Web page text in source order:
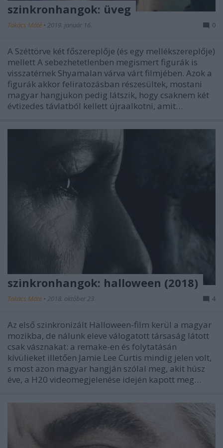
szinkronhangok: üveg
Takács Máté • 2019. január 16. 0
A Széttörve két főszereplője (és egy mellékszereplője)
mellett A sebezhetetlenben megismert figurák is
visszatérnek Shyamalan várva várt filmjében. Azok a
figurák akkor feliratozásban részesültek, mostani
magyar hangjukon pedig látszik, hogy csaknem két
évtizedes távlatból kellett újraalkotni, amit…
szinkronhangok: halloween (2018)
Takács Máté • 2018. október 23. 4
Az első szinkronizált Halloween-film kerül a magyar
mozikba, de nálunk eleve válogatott társaság látott
csak vásznakat: a remake-en és folytatásán
kívülieket illetően Jamie Lee Curtis mindig jelen volt,
s most azon magyar hangján szólal meg, akit húsz
éve, a H20 videomegjelenése idején kapott meg…